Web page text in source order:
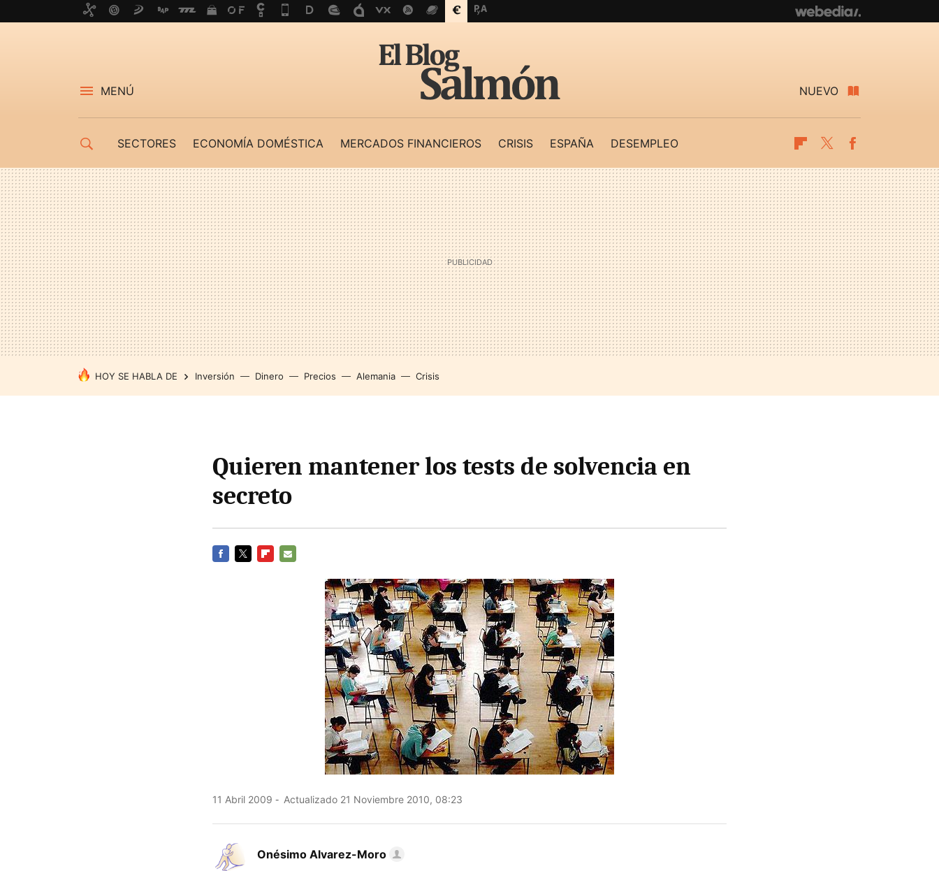
MENÚ NUEVO
SECTORES ECONOMÍA DOMÉSTICA MERCADOS FINANCIEROS CRISIS ESPAÑA DESEMPLEO Flipboard
Twitter
HOY SE HABLA DE Inversión Dinero Precios Alemania Crisis
Quieren mantener los tests de solvencia en
secreto
11 Abril 2009 Actualizado 21 Noviembre 2010, 08:23
Onésimo Alvarez-Moro